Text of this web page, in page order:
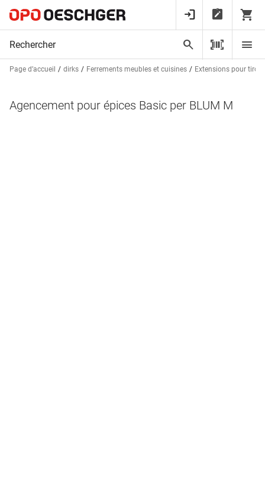
Page d’accueil dirks Ferrements meubles et cuisines Extensions pour
Agencement pour épices Basic per BLUM M